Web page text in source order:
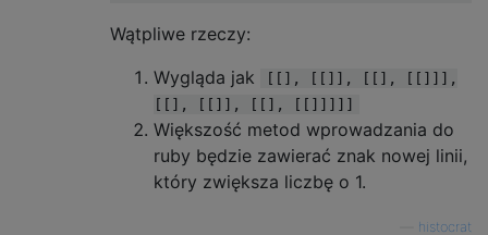
Wątpliwe rzeczy:
Wygląda jak
[[], [[]], [[], [[]]],
[[], [[]], [[], [[]]]]]
Większość metod wprowadzania do
ruby ​​będzie zawierać znak nowej linii,
który zwiększa liczbę o 1.
histocrat